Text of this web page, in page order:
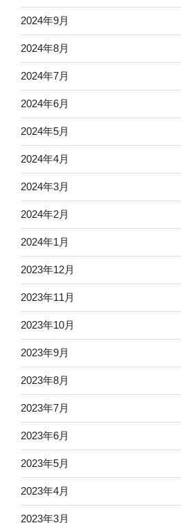
2024年9月
2024年8月
2024年7月
2024年6月
2024年5月
2024年4月
2024年3月
2024年2月
2024年1月
2023年12月
2023年11月
2023年10月
2023年9月
2023年8月
2023年7月
2023年6月
2023年5月
2023年4月
2023年3月